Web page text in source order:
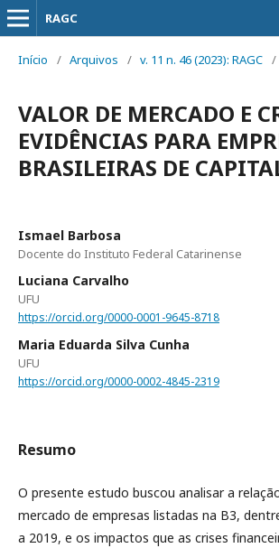
RAGC
Início / Arquivos / v. 11 n. 46 (2023): RAGC /
VALOR DE MERCADO E
EVIDÊNCIAS PARA
BRASILEIRAS DE
Ismael Barbosa
Docente do Instituto Federal Catarinense
Luciana Carvalho
UFU
https://orcid.org/0000-0001-9645-8718
Maria Eduarda Silva Cunha
UFU
https://orcid.org/0000-0002-4845-2319
Resumo
O presente estudo buscou analisar a
mercado de empresas listadas na B3,
a 2019, e os impactos que as crises